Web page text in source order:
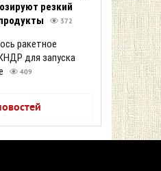
резкий
372
ракетное
для запуска
409